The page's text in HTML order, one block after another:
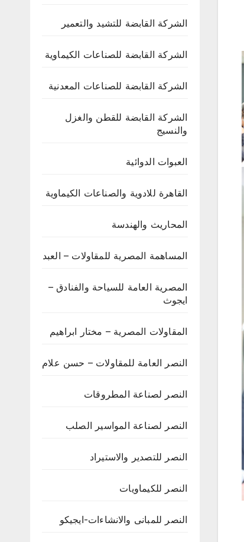
الشركة القابضة للتشيد والتعمير
الشركة القابضة للصناعات الكيماوية
الشركة القابضة للصناعات المعدنية
الشركة القابضة للقطن والغزل
والنسيج
العبوات الدوائية
القاهرة للادوية والصناعات الكيماوية
المحاريث والهندسة
المساهمة المصرية للمقاولات – العبد
المصرية العامة للسياحة والفنادق –
ايجوث
المقاولات المصرية – مختار ابراهيم
النصر العامة للمقاولات – حسن علام
النصر لصناعة المطروقات
النصر لصناعة المواسير الصلب
النصر للتصدير والاستيراد
النصر للكيماويات
النصر للمبانى والانشاءات-ايجيكو